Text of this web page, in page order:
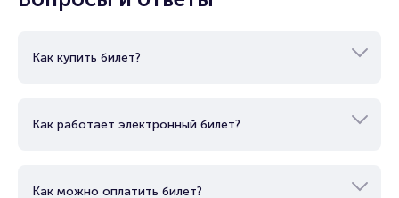
Как купить билет?
Как работает электронный билет?
Как можно оплатить билет?